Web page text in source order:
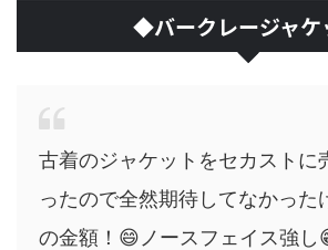
◆バークレージャケ
古着のジャケットをセカストに
ったので全然期待してなかった
の金額！😄ノースフェイス強し